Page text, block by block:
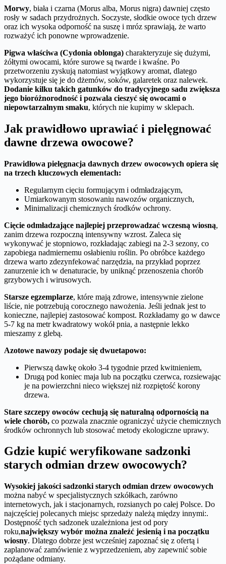
Morwy, biała i czarna (Morus alba, Morus nigra) dawniej często
rosły w sadach przydrożnych. Soczyste, słodkie owoce tych drzew
oraz ich wysoka odporność na suszę i mróz sprawiają, że warto
rozważyć ich ponowne wprowadzenie.
Pigwa właściwa (Cydonia oblonga) charakteryzuje się dużymi,
żółtymi owocami, które surowe są twarde i kwaśne. Po
przetworzeniu zyskują natomiast wyjątkowy aromat, dlatego
wykorzystuje się je do dżemów, soków, galaretek oraz nalewek.
Dodanie kilku takich gatunków do tradycyjnego sadu zwiększa
jego bioróżnorodność i pozwala cieszyć się owocami o
niepowtarzalnym smaku, których nie kupimy w sklepach.
Jak prawidłowo uprawiać i pielęgnować
dawne drzewa owocowe?
Prawidłowa pielęgnacja dawnych drzew owocowych opiera się
na trzech kluczowych elementach:
Regularnym cięciu formującym i odmładzającym,
Umiarkowanym stosowaniu nawozów organicznych,
Minimalizacji chemicznych środków ochrony.
Cięcie odmładzające najlepiej przeprowadzać wczesną wiosną,
zanim drzewa rozpoczną intensywny wzrost. Zaleca się
wykonywać je stopniowo, rozkładając zabiegi na 2-3 sezony, co
zapobiega nadmiernemu osłabieniu roślin. Po obróbce każdego
drzewa warto zdezynfekować narzędzia, na przykład poprzez
zanurzenie ich w denaturacie, by uniknąć przenoszenia chorób
grzybowych i wirusowych.
Starsze egzemplarze, które mają zdrowe, intensywnie zielone
liście, nie potrzebują corocznego nawożenia. Jeśli jednak jest to
konieczne, najlepiej zastosować kompost. Rozkładamy go w dawce
5-7 kg na metr kwadratowy wokół pnia, a następnie lekko
mieszamy z glebą.
Azotowe nawozy podaje się dwuetapowo:
Pierwszą dawkę około 3-4 tygodnie przed kwitnieniem,
Drugą pod koniec maja lub na początku czerwca, rozsiewając
je na powierzchni nieco większej niż rozpiętość korony
drzewa.
Stare szczepy owoców cechują się naturalną odpornością na
wiele chorób, co pozwala znacznie ograniczyć użycie chemicznych
środków ochronnych lub stosować metody ekologiczne uprawy.
Gdzie kupić weryfikowane sadzonki
starych odmian drzew owocowych?
Wysokiej jakości sadzonki starych odmian drzew owocowych
można nabyć w specjalistycznych szkółkach, zarówno
internetowych, jak i stacjonarnych, rozsianych po całej Polsce. Do
najczęściej polecanych miejsc sprzedaży należą między innymi:.
Dostępność tych sadzonek uzależniona jest od pory
roku,największy wybór można znaleźć jesienią i na początku
wiosny. Dlatego dobrze jest wcześniej zapoznać się z ofertą i
zaplanować zamówienie z wyprzedzeniem, aby zapewnić sobie
pożądane odmiany.